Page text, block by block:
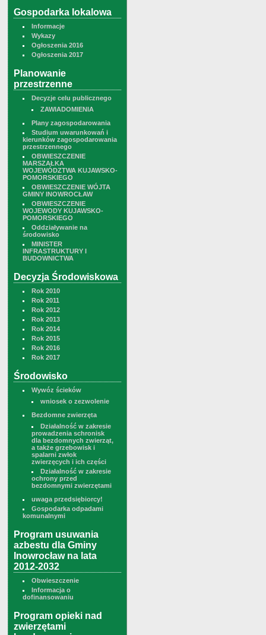
Gospodarka lokalowa
Informacje
Wykazy
Ogłoszenia 2016
Ogłoszenia 2017
Planowanie
przestrzenne
Decyzje celu publicznego
ZAWIADOMIENIA
Plany zagospodarowania
Studium uwarunkowań i
kierunków zagospodarowania
przestrzennego
OBWIESZCZENIE
MARSZAŁKA
WOJEWÓDZTWA KUJAWSKO-
POMORSKIEGO
OBWIESZCZENIE WÓJTA
GMINY INOWROCŁAW
OBWIESZCZENIE
WOJEWODY KUJAWSKO-
POMORSKIEGO
Oddziaływanie na
środowisko
MINISTER
INFRASTRUKTURY I
BUDOWNICTWA
Decyzja Środowiskowa
Rok 2010
Rok 2011
Rok 2012
Rok 2013
Rok 2014
Rok 2015
Rok 2016
Rok 2017
Środowisko
Wywóz ścieków
wniosek o zezwolenie
Bezdomne zwierzęta
Działalność w zakresie
prowadzenia schronisk
dla bezdomnych zwierząt,
a także grzebowisk i
spalarni zwłok
zwierzęcych i ich części
Działalność w zakresie
ochrony przed
bezdomnymi zwierzętami
uwaga przedsiębiorcy!
Gospodarka odpadami
komunalnymi
Program usuwania
azbestu dla Gminy
Inowrocław na lata
2012-2032
Obwieszczenie
Informacja o
dofinansowaniu
Program opieki nad
zwierzętami